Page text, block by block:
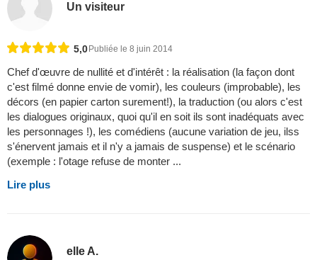
Un visiteur
5,0Publiée le 8 juin 2014
Chef d'œuvre de nullité et d'intérêt : la réalisation (la façon dont
c'est filmé donne envie de vomir), les couleurs (improbable), les
décors (en papier carton surement!), la traduction (ou alors c'est
les dialogues originaux, quoi qu'il en soit ils sont inadéquats avec
les personnages !), les comédiens (aucune variation de jeu, ilss
s'énervent jamais et il n'y a jamais de suspense) et le scénario
(exemple : l'otage refuse de monter ...
Lire plus
elle A.